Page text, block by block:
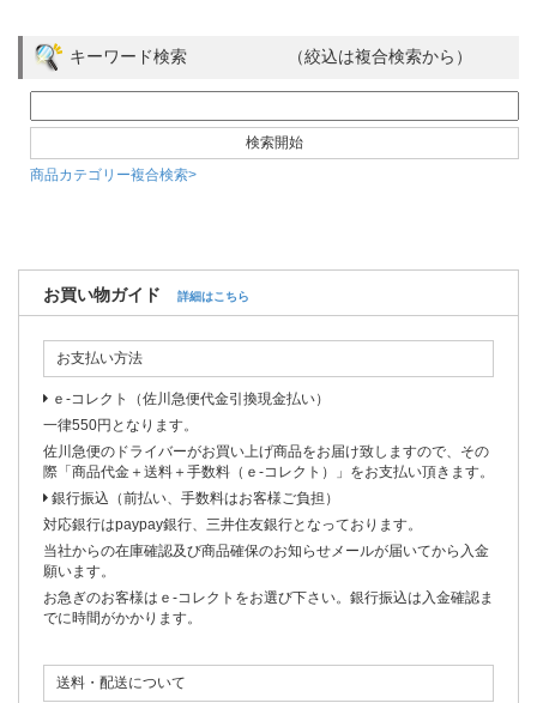
キーワード検索 （絞込は複合検索から）
商品カテゴリー複合検索>
お買い物ガイド 詳細はこちら
お支払い方法
ｅ-コレクト（佐川急便代金引換現金払い）
一律550円となります。
佐川急便のドライバーがお買い上げ商品をお届け致しますので、その
際「商品代金＋送料＋手数料（ｅ-コレクト）」をお支払い頂きます。
銀行振込（前払い、手数料はお客様ご負担）
対応銀行はpaypay銀行、三井住友銀行となっております。
当社からの在庫確認及び商品確保のお知らせメールが届いてから入金
願います。
お急ぎのお客様はｅ-コレクトをお選び下さい。銀行振込は入金確認ま
でに時間がかかります。
送料・配送について